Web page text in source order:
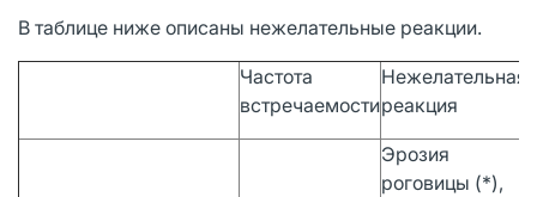
В таблице ниже описаны нежелательные реакции.
Частота
встречаемости
Нежелательная
реакция
Эрозия
роговицы (*),